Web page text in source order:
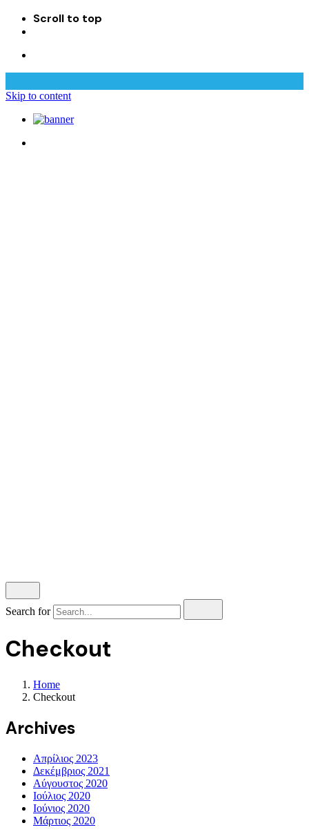
Scroll to top
Skip to content
Search for
Checkout
Home
Checkout
Archives
Απρίλιος 2023
Δεκέμβριος 2021
Αύγουστος 2020
Ιούλιος 2020
Ιούνιος 2020
Μάρτιος 2020